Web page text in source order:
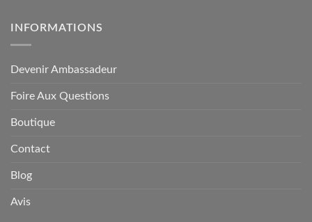
INFORMATIONS
Devenir Ambassadeur
Foire Aux Questions
Boutique
Contact
Blog
Avis